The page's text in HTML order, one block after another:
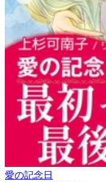
愛の記念日